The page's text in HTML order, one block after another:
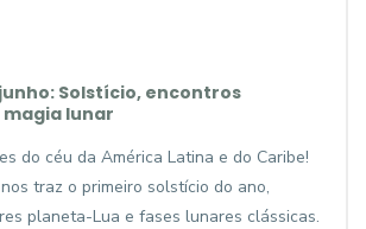
Solstício, encontros
lunar
do céu da América Latina e do Caribe!
traz o primeiro solstício do ano,
planeta-Lua e fases lunares clássicas.